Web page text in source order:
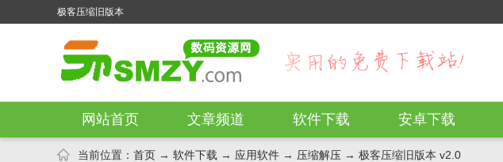
极客压缩旧版本
网站首页 文章频道 软件下载 安卓下载
当前位置： 首页 → 软件下载 → 应用软件 → 压缩解压 → 极客压缩旧版本 v2.0